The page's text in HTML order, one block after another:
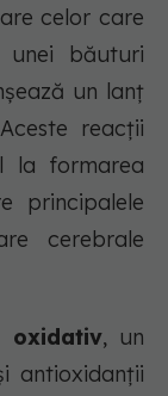
celor care
băuturi
un lanț
reacții
la formarea
principalele
cerebrale
oxidativ, un
antioxidanții